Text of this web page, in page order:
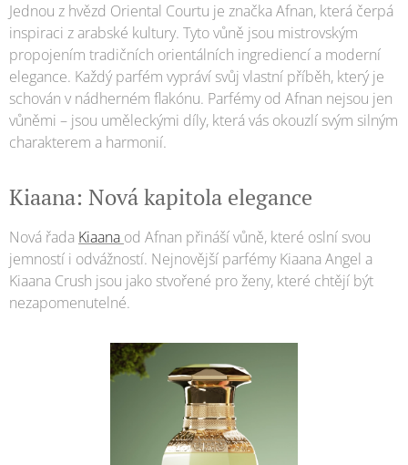
Jednou z hvězd Oriental Courtu je značka Afnan, která čerpá
inspiraci z arabské kultury. Tyto vůně jsou mistrovským
propojením tradičních orientálních ingrediencí a moderní
elegance. Každý parfém vypráví svůj vlastní příběh, který je
schován v nádherném flakónu. Parfémy od Afnan nejsou jen
vůněmi – jsou uměleckými díly, která vás okouzlí svým silným
charakterem a harmonií.
Kiaana: Nová kapitola elegance
Nová řada Kiaana od Afnan přináší vůně, které oslní svou
jemností i odvážností. Nejnovější parfémy Kiaana Angel a
Kiaana Crush jsou jako stvořené pro ženy, které chtějí být
nezapomenutelné.